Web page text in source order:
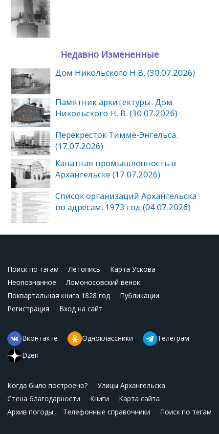
Недавно Измененные
Дом Никольского Н.В. (30.07.2026)
Памятник архитектуры. Дом
Никольского Н. В. (30.07.2026)
Перекресток Тимме-Энгельса.
(17.07.2026)
Канатная промышленность в
Архангельске (17.07.2026)
Список организаций Архангельска
по адресам. 1973 год (04.07.2026)
Поиск по тэгам Летопись
Карта Ускова
Неопознанное
Ломоносовский венок
Поквартальная книга 1828 год
Публикации.
Регистрация
Вход на сайт
Вконтакте Одноклассники
Телеграм
Dzen
Когда было построено?
Улицы Архангельска
Стена благодарности
Книги
Карта сайта
Архив погоды
Телефонные справочники Поиск по тегам